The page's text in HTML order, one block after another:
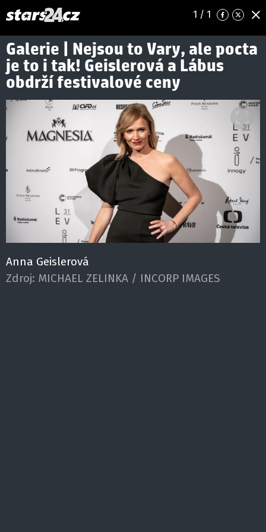
1 / 1
Galerie | Nejsou to Vary, ale pocta
je to i tak! Geislerová a Lábus
obdrží festivalové ceny
Anna Geislerová
Zdroj: MICHAEL ZELINKA / INCORP IMAGES